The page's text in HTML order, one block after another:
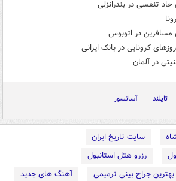
تنفسی در بندرانزلی
در اتوبوس
کرونایی در بانک ایرانی
در آلمان
تایلند آسانسور
سایت تاریخ ایران
رزرو هتل استانبول
بهترین جراح بینی ترمیمی
آهنگ های جدید